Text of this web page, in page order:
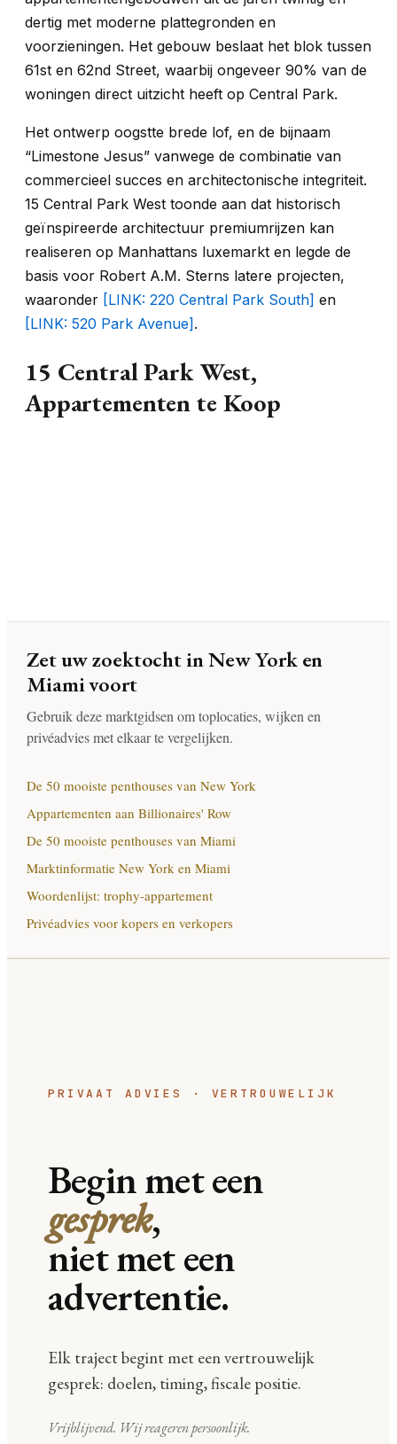
dertig met moderne plattegronden en
voorzieningen. Het gebouw beslaat het blok tussen
61st en 62nd Street, waarbij ongeveer 90% van de
woningen direct uitzicht heeft op Central Park.
Het ontwerp oogstte brede lof, en de bijnaam
“Limestone Jesus” vanwege de combinatie van
commercieel succes en architectonische integriteit.
15 Central Park West toonde aan dat historisch
geïnspireerde architectuur premiumrijzen kan
realiseren op Manhattans luxemarkt en legde de
basis voor Robert A.M. Sterns latere projecten,
waaronder [LINK: 220 Central Park South] en
[LINK: 520 Park Avenue].
15 Central Park West,
Appartementen te Koop
Zet uw zoektocht in New York en
Miami voort
Gebruik deze marktgidsen om toplocaties, wijken en
privéadvies met elkaar te vergelijken.
De 50 mooiste penthouses van New York
Appartementen aan Billionaires' Row
De 50 mooiste penthouses van Miami
Marktinformatie New York en Miami
Woordenlijst: trophy-appartement
Privéadvies voor kopers en verkopers
PRIVAAT ADVIES · VERTROUWELIJK
Begin met een
gesprek,
niet met een
advertentie.
Elk traject begint met een vertrouwelijk
gesprek: doelen, timing, fiscale positie.
Vrijblijvend. Wij reageren persoonlijk.